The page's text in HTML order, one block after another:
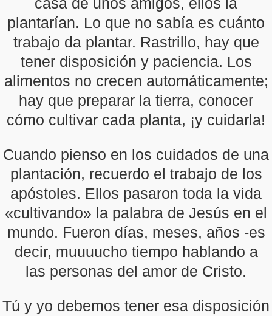
plantarían. Lo que no sabía es cuánto
trabajo da plantar. Rastrillo, hay que
tener disposición y paciencia. Los
alimentos no crecen automáticamente;
hay que preparar la tierra, conocer
cómo cultivar cada planta, ¡y cuidarla!
Cuando pienso en los cuidados de una
plantación, recuerdo el trabajo de los
apóstoles. Ellos pasaron toda la vida
«cultivando» la palabra de Jesús en el
mundo. Fueron días, meses, años -es
decir, muuuucho tiempo hablando a
las personas del amor de Cristo.
Tú y yo debemos tener esa disposición